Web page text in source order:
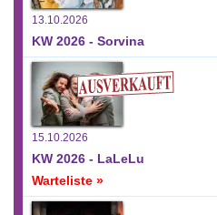
13.10.2026
KW 2026 - Sorvina
15.10.2026
KW 2026 - LaLeLu
Warteliste »